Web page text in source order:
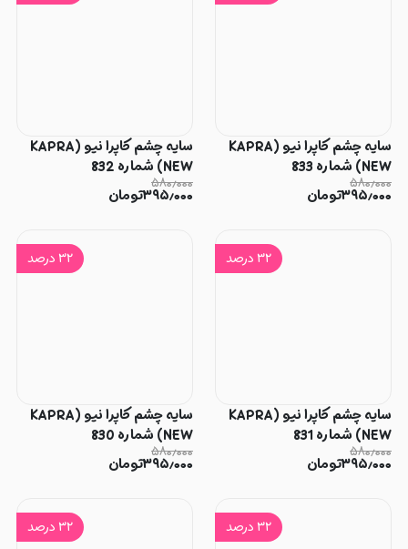
سایه چشم کاپرا نیو (KAPRA
NEW) شماره 833
۵۸۰٫۰۰۰
۳۹۵٫۰۰۰تومان
سایه چشم کاپرا نیو (KAPRA
NEW) شماره 832
۵۸۰٫۰۰۰
۳۹۵٫۰۰۰تومان
۳۲ درصد
سایه چشم کاپرا نیو (KAPRA
NEW) شماره 831
۵۸۰٫۰۰۰
۳۹۵٫۰۰۰تومان
۳۲ درصد
سایه چشم کاپرا نیو (KAPRA
NEW) شماره 830
۵۸۰٫۰۰۰
۳۹۵٫۰۰۰تومان
۳۲ درصد ۳۲ درصد